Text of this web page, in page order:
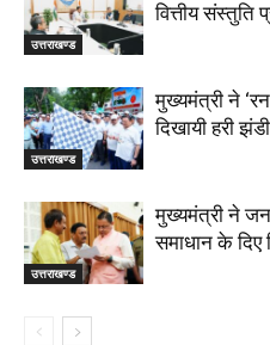
उत्तराखण्ड
वित्तीय संस्तुति
उत्तराखण्ड
मुख्यमंत्री ने
दिखायी हरी झंडी
उत्तराखण्ड
मुख्यमंत्री ने
समाधान के दिए